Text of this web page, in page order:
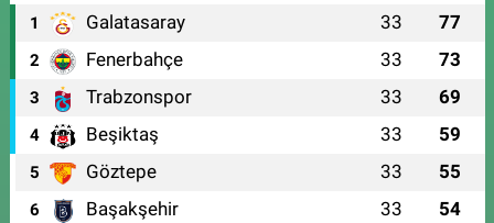
1 Galatasaray 33 77
2 Fenerbahçe 33 73
3 Trabzonspor 33 69
4 Beşiktaş 33 59
5 Göztepe 33 55
6 Başakşehir 33 54